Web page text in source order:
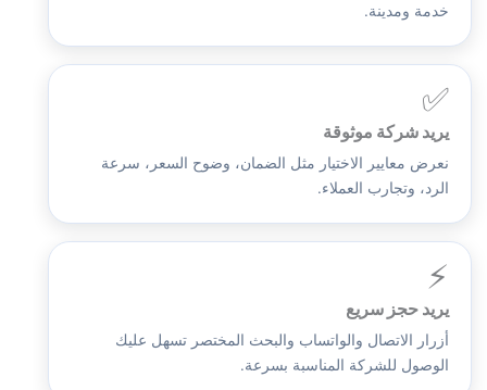
خدمة ومدينة.
✅
يريد شركة موثوقة
نعرض معايير الاختيار مثل الضمان، وضوح السعر، سرعة
الرد، وتجارب العملاء.
⚡
يريد حجز سريع
أزرار الاتصال والواتساب والبحث المختصر تسهل عليك
الوصول للشركة المناسبة بسرعة.